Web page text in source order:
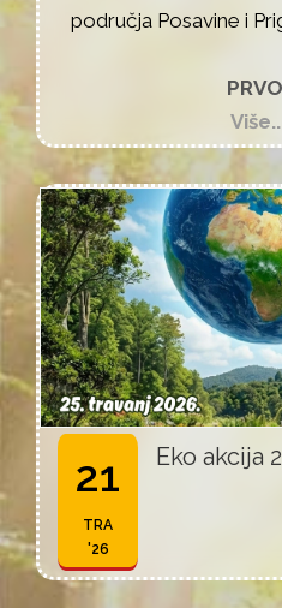
područja Posavine i
21
TRA
'26
Eko akcija